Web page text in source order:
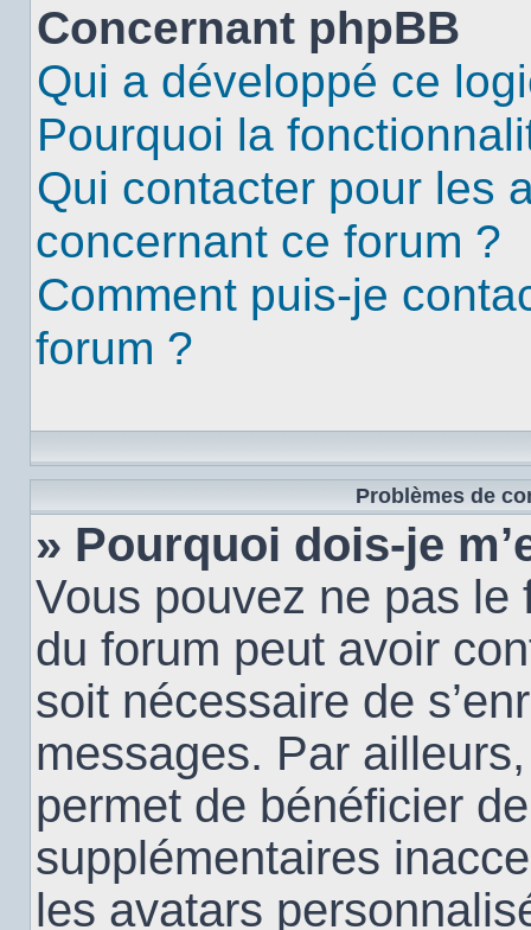
Concernant phpBB
Qui a développé ce
Pourquoi la
Qui contacter pour les
concernant ce forum ?
Comment puis-je
forum ?
Problèmes de
» Pourquoi dois-je
Vous pouvez ne pas le
du forum peut avoir
soit nécessaire de
messages. Par
permet de bénéficier
supplémentaires
les avatars